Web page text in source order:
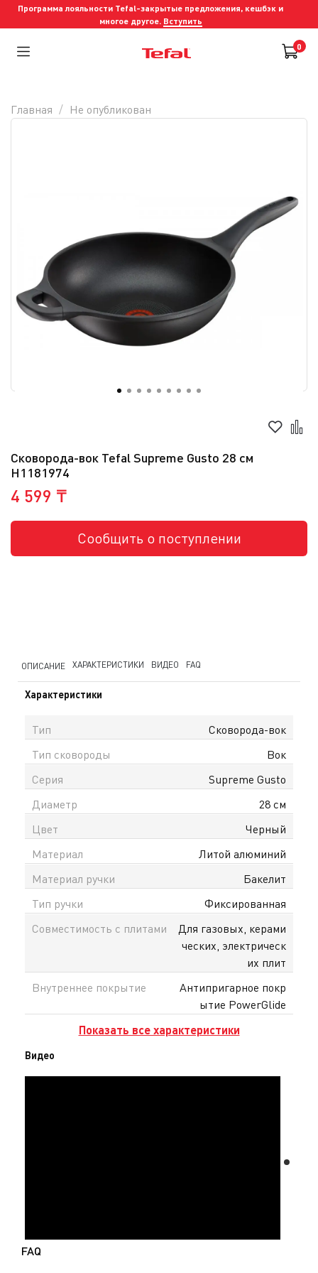
Программа лояльности Tefal-закрытые предложения, кешбэк и
многое другое. Вступить
0
Сковорода-вок Tefal Supreme Gusto 28 см
H1181974
4 599 ₸
Сообщить о поступлении
Главная Не опубликован
ОПИСАНИЕ ХАРАКТЕРИСТИКИ ВИДЕО FAQ
Характеристики
Тип
Сковорода-вок
Тип сковороды
Вок
Серия
Supreme Gusto
Диаметр
28 см
Цвет
Черный
Материал
Литой алюминий
Материал ручки
Бакелит
Тип ручки
Фиксированная
Совместимость с плитами
Для газовых, керами
ческих, электрическ
их плит
Внутреннее покрытие
Антипригарное покр
ытие PowerGlide
Показать все характеристики
Видео
FAQ